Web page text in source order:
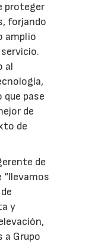
proteger
forjando
amplio
al
pase
de
de
de
“llevamos
y
a Grupo